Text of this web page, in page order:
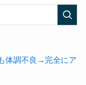
体調不良→完全にア